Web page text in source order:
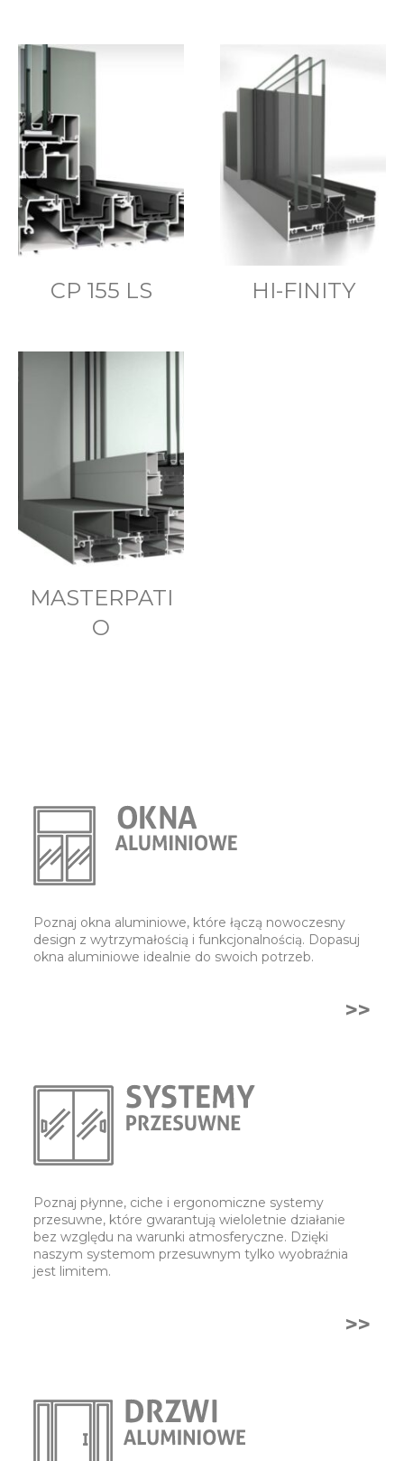
CP 155 LS HI-FINITY
MASTERPATI
O
Poznaj okna aluminiowe, które łączą nowoczesny
design z wytrzymałością i funkcjonalnością. Dopasuj
okna aluminiowe idealnie do swoich potrzeb.
>>
Poznaj płynne, ciche i ergonomiczne systemy
przesuwne, które gwarantują wieloletnie działanie
bez względu na warunki atmosferyczne. Dzięki
naszym systemom przesuwnym tylko wyobraźnia
jest limitem.
>>